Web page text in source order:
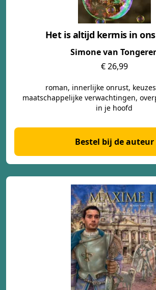
Het is altijd kermis in
Simone van
€ 26,99
roman, innerlijke onrust,
maatschappelijke verwachtingen,
in je hoofd
Bestel bij de auteur